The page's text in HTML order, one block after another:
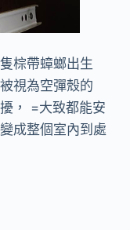
棕帶蟑螂出生
視為空彈殼的
， =大致都能安
成整個室內到處